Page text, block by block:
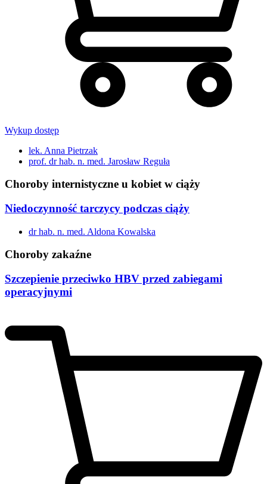
Wykup dostęp
lek. Anna Pietrzak
prof. dr hab. n. med. Jarosław Reguła
Choroby internistyczne u kobiet w ciąży
Niedoczynność tarczycy podczas ciąży
dr hab. n. med. Aldona Kowalska
Choroby zakaźne
Szczepienie przeciwko HBV przed zabiegami
operacyjnymi